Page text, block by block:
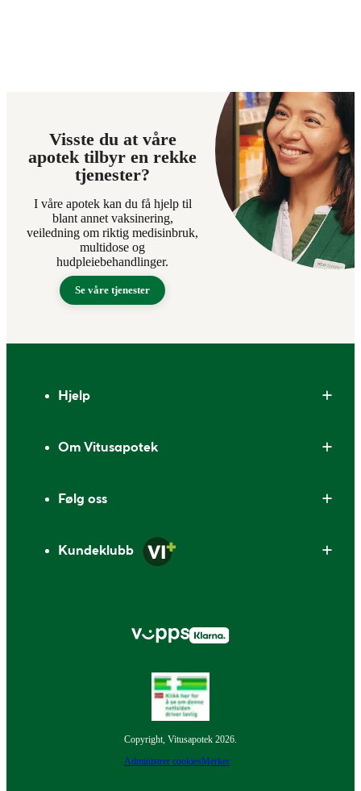
Visste du at våre
apotek tilbyr en rekke
tjenester?
I våre apotek kan du få hjelp til
blant annet vaksinering,
veiledning om riktig medisinbruk,
multidose og
hudpleiebehandlinger.
Se våre tjenester
Hjelp
Om Vitusapotek
Følg oss
Kundeklubb
Copyright, Vitusapotek 2026.
Administrer cookiesMerker